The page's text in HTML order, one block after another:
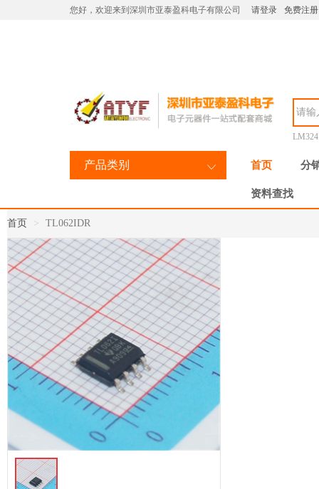
您好，欢迎来到深圳市亚泰盈科电子有限公司 请登录 免费注册
产品类别 首页 分
资料查找
首页 TL062IDR